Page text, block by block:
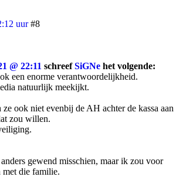
uur #8
@ 22:11 schreefSiGNe het volgende:
een enorme verantwoordelijkheid.
natuurlijk meekijkt.
ook niet evenbij de AH achter de kassa aan
zou willen.
gewend misschien, maar ik zou voor
die familie.